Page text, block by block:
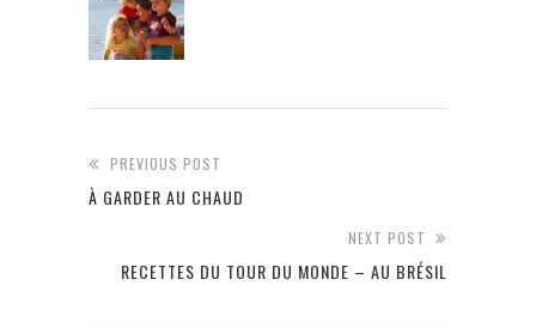
PREVIOUS POST
À GARDER AU CHAUD
NEXT POST
RECETTES DU TOUR DU MONDE – AU BRÉSIL